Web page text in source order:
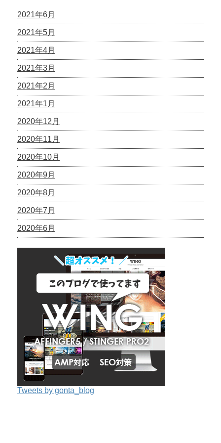
2021年6月
2021年5月
2021年4月
2021年3月
2021年2月
2021年1月
2020年12月
2020年11月
2020年10月
2020年9月
2020年8月
2020年7月
2020年6月
Tweets by gonta_blog